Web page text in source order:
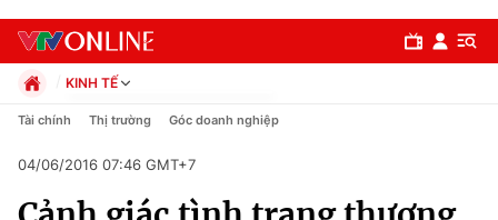
Chuyên mục
KINH TẾ
Chính trị
Pháp luật
Kinh tế
Tài chính Thị trường Góc doanh nghiệp
04/06/2016 07:46 GMT+7